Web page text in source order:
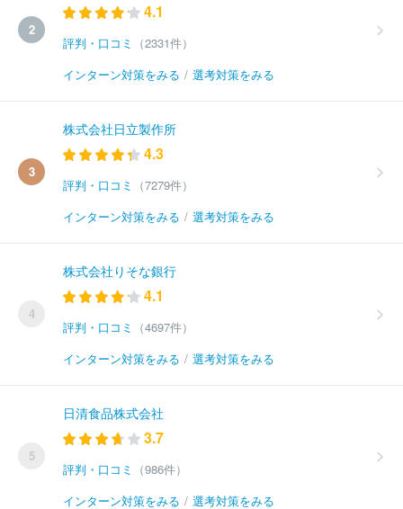
2
4.1
評判・口コミ
（2331件）
インターン対策をみる / 選考対策をみる
3
株式会社日立製作所
4.3
評判・口コミ
（7279件）
インターン対策をみる / 選考対策をみる
4
株式会社りそな銀行
4.1
評判・口コミ
（4697件）
インターン対策をみる / 選考対策をみる
5
日清食品株式会社
3.7
評判・口コミ
（986件）
インターン対策をみる / 選考対策をみる